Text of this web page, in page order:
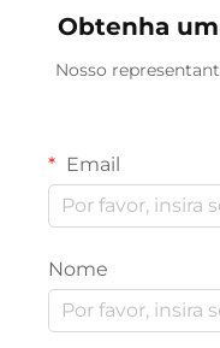
Obtenha
Nosso
Email
Nome